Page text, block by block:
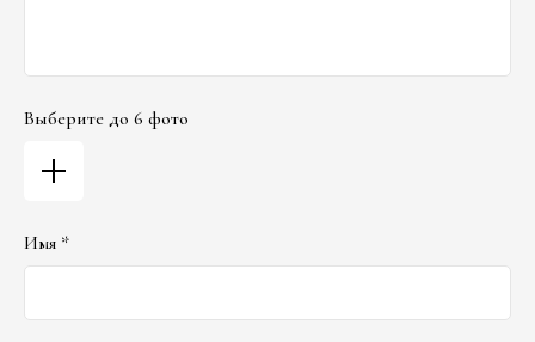
Выберите до 6 фото
Имя *